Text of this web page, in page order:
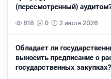
(пересмотренный)
818 0 2 июля 2026
Обладает ли
выносить предписание о
государственных закупках?